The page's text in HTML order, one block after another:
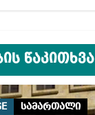
წაკითხვა
სამართალი